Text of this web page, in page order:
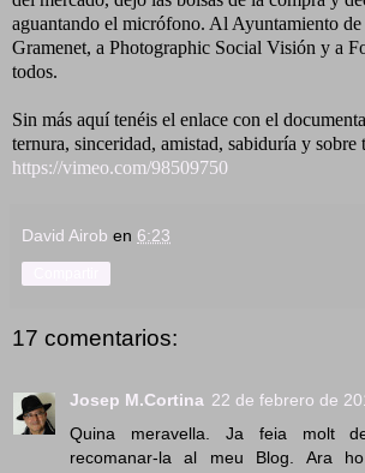
aguantando el micrófono. Al Ayuntamiento
Gramenet, a Photographic Social Visión y a
todos.
Sin más aquí tenéis el enlace con el
ternura, sinceridad, amistad, sabiduría y sobre
https://vimeo.com/98509750
David Airob en 6:23
17 comentarios:
Josep M.Cortina 22 de febrero de
Quina meravella. Ja feia molt
recomanar-la al meu Blog. Ara